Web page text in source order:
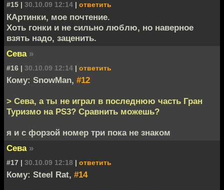
#15 | 30.10.09 12:14 | ответить
КАртинки, мое почтение.
Хоть гонки и не сильно люблю, но наверное
взять надо, заценить.
Сева »
#16 | 30.10.09 12:14 | ответить
Кому: SnowMan, #12
> Сева, а ты не играл в последнюю часть Гран
Туризмо на PS3? Сравнить можешь?
я и с форзой номер три пока не знаком
Сева »
#17 | 30.10.09 12:18 | ответить
Кому: Steel Rat, #14